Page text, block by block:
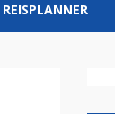
REISPLANNER